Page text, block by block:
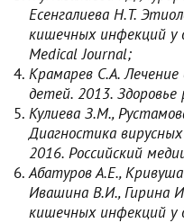
Есенгалиева Н.Т.
кишечных инфекций у
Medical Journal;
Крамарев С.А.
детей. 2013. Здоровье
Кулиева З.М.,
Диагностика
2016. Российский
Абатуров А.Е.,
Ивашина В.И., Гирина
кишечных инфекций у